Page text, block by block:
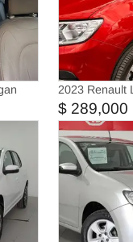
2023 Renault
$ 289,000